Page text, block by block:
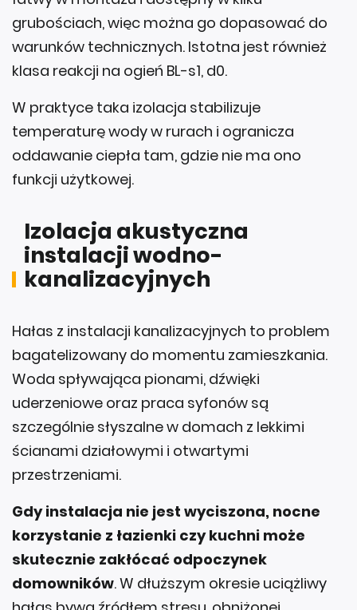
grubościach, więc można go dopasować do
warunków technicznych. Istotna jest również
klasa reakcji na ogień BL-s1, d0.
W praktyce taka izolacja stabilizuje
temperaturę wody w rurach i ogranicza
oddawanie ciepła tam, gdzie nie ma ono
funkcji użytkowej.
Izolacja akustyczna
instalacji wodno-
kanalizacyjnych
Hałas z instalacji kanalizacyjnych to problem
bagatelizowany do momentu zamieszkania.
Woda spływająca pionami, dźwięki
uderzeniowe oraz praca syfonów są
szczególnie słyszalne w domach z lekkimi
ścianami działowymi i otwartymi
przestrzeniami.
Gdy instalacja nie jest wyciszona, nocne
korzystanie z łazienki czy kuchni może
skutecznie zakłócać odpoczynek
domowników. W dłuższym okresie uciążliwy